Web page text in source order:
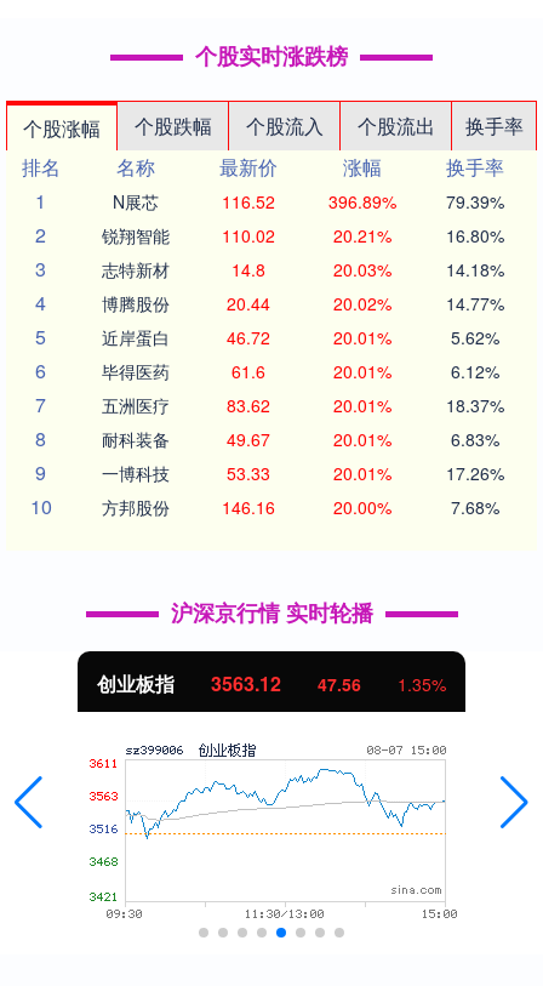
个股实时涨跌榜
个股涨幅 个股跌幅 个股流入 个股流出
换手率
排名
名称 最新价 涨幅
换手率
1
N展芯 116.52 396.89% 79.39%
2 锐翔智能 110.02 20.21% 16.80%
3 志特新材 14.8 20.03% 14.18%
4 博腾股份 20.44 20.02% 14.77%
5 近岸蛋白 46.72 20.01% 5.62%
6 毕得医药 61.6 20.01% 6.12%
7 五洲医疗 83.62 20.01% 18.37%
8 耐科装备 49.67 20.01% 6.83%
9 一博科技 53.33 20.01% 17.26%
10 方邦股份 146.16 20.00% 7.68%
沪深京行情 实时轮播
创业板指 3563.12 47.56 1.35%